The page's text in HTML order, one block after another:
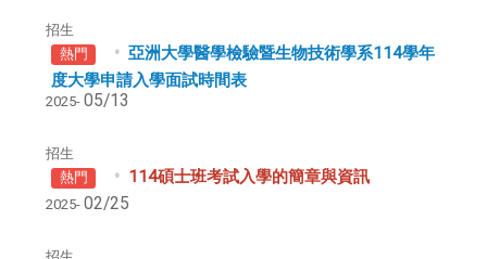
招生
熱門
亞洲大學醫學檢驗暨生物技術學系114學年
度大學申請入學面試時間表
2025- 05/13
招生
熱門
114碩士班考試入學的簡章與資訊
2025- 02/25